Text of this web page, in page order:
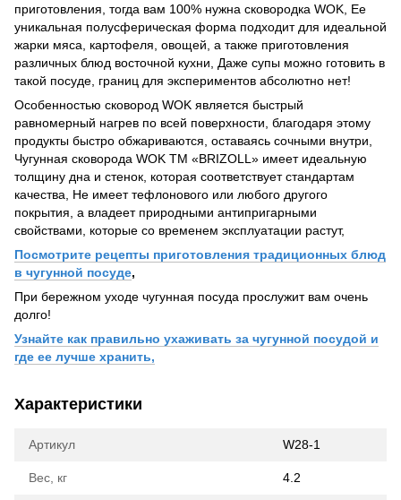
приготовления, тогда вам 100% нужна сковородка WOK, Ее
уникальная полусферическая форма подходит для идеальной
жарки мяса, картофеля, овощей, а также приготовления
различных блюд восточной кухни, Даже супы можно готовить в
такой посуде, границ для экспериментов абсолютно нет!
Особенностью сковород WOK является быстрый
равномерный нагрев по всей поверхности, благодаря этому
продукты быстро обжариваются, оставаясь сочными внутри,
Чугунная сковорода WOK ТМ «BRIZOLL» имеет идеальную
толщину дна и стенок, которая соответствует стандартам
качества, Не имеет тефлонового или любого другого
покрытия, а владеет природными антипригарными
свойствами, которые со временем эксплуатации растут,
Посмотрите рецепты приготовления традиционных блюд
в чугунной посуде,
При бережном уходе чугунная посуда прослужит вам очень
долго!
Узнайте как правильно ухаживать за чугунной посудой и
где ее лучше хранить,
Характеристики
Артикул W28-1
Вес, кг 4.2